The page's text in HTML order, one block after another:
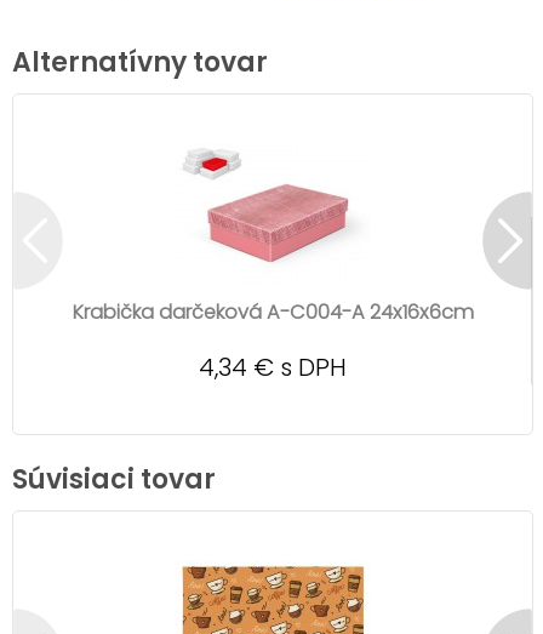
Alternatívny tovar
Krabička darčeková A-C004-A 24x16x6cm
4,34 € s DPH
Súvisiaci tovar